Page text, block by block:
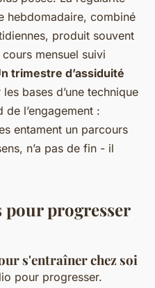
hebdomadaire, combiné
produit souvent
mensuel suivi
trimestre d’assiduité
bases d’une technique
l’engagement :
entament un parcours
n’a pas de fin - il
pour progresser
s'entraîner chez soi
pour progresser.